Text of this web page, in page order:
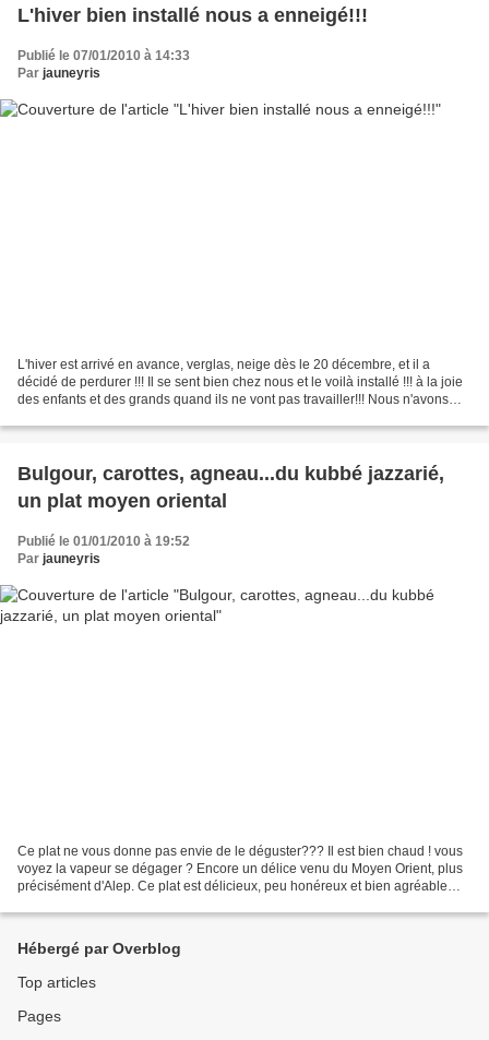
L'hiver bien installé nous a enneigé!!!
Publié le 07/01/2010 à 14:33
Par jauneyris
L'hiver est arrivé en avance, verglas, neige dès le 20 décembre, et il a
décidé de perdurer !!! Il se sent bien chez nous et le voilà installé !!! à la joie
des enfants et des grands quand ils ne vont pas travailler!!! Nous n'avons
Bulgour, carottes, agneau...du kubbé jazzarié,
un plat moyen oriental
Publié le 01/01/2010 à 19:52
Par jauneyris
Ce plat ne vous donne pas envie de le déguster??? Il est bien chaud ! vous
voyez la vapeur se dégager ? Encore un délice venu du Moyen Orient, plus
précisément d'Alep. Ce plat est délicieux, peu honéreux et bien agréable
Hébergé par Overblog
Top articles
Pages